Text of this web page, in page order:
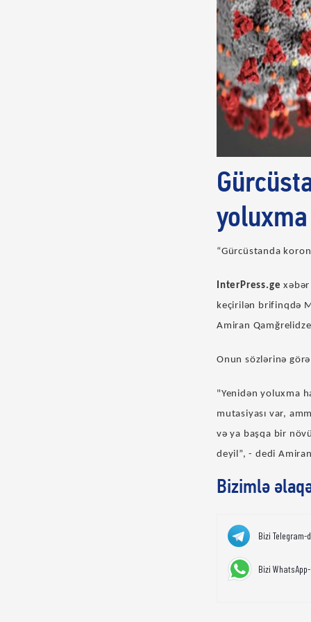
yoluxma
“Gürcüstanda
InterPress.gexəbər
keçirilən brifinqdə
Amiran
Onun sözlərinə
"Yenidən yoluxma
mutasiyası var,
və ya başqa bir
deyil”, - dedi
Bizimlə
Bizi Telegram-
Bizi